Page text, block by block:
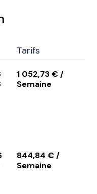
Tarifs
1 052,73 € /
Semaine
844,84 € /
Semaine